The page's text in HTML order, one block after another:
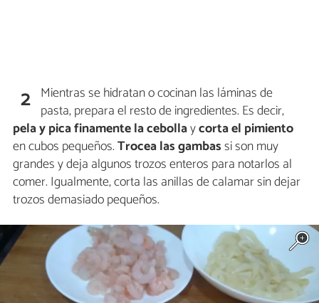
2 Mientras se hidratan o cocinan las láminas de
pasta, prepara el resto de ingredientes. Es decir,
pela y pica finamente la cebollaycorta el pimiento
en cubos pequeños.Trocea las gambassi son muy
grandes y deja algunos trozos enteros para notarlos al
comer. Igualmente, corta las anillas de calamar sin dejar
trozos demasiado pequeños.